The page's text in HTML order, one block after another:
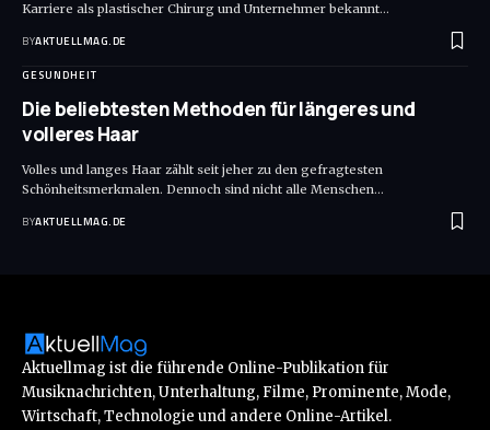
Karriere als plastischer Chirurg und Unternehmer bekannt…
BYAKTUELLMAG.DE
GESUNDHEIT
Die beliebtesten Methoden für längeres und
volleres Haar
Volles und langes Haar zählt seit jeher zu den gefragtesten
Schönheitsmerkmalen. Dennoch sind nicht alle Menschen…
BYAKTUELLMAG.DE
Aktuellmag ist die führende Online-Publikation für
Musiknachrichten, Unterhaltung, Filme, Prominente, Mode,
Wirtschaft, Technologie und andere Online-Artikel.